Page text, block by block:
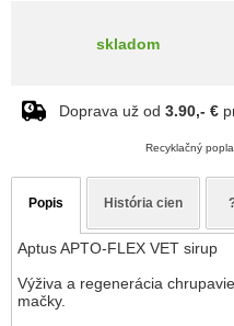
skladom
Doprava už od 3.90,- €
Recyklačný
Popis História cien
Aptus APTO-FLEX VET sirup
Výživa a regenerácia
mačky.